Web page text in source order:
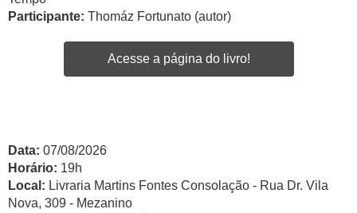
Participante: Thomáz Fortunato (autor)
Acesse a página do livro!
Data: 07/08/2026
Horário: 19h
Local: Livraria Martins Fontes Consolação - Rua Dr. Vila
Nova, 309 - Mezanino